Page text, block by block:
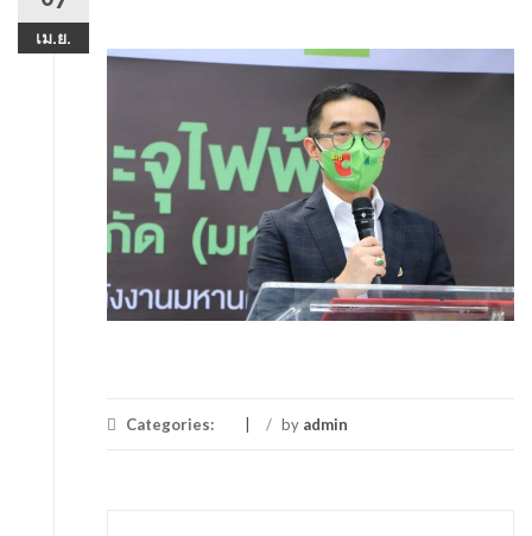
เม.ย.
Categories: / by admin